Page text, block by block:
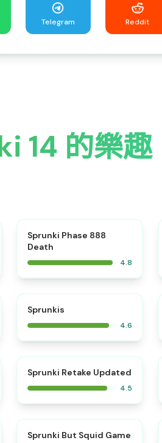
Telegram Reddit
14 的樂趣
Sprunki Phase 888
Death
4.8
Sprunkis
4.6
⭐
Sprunki Retake Updated
4.5
⭐
Sprunki But Squid Game